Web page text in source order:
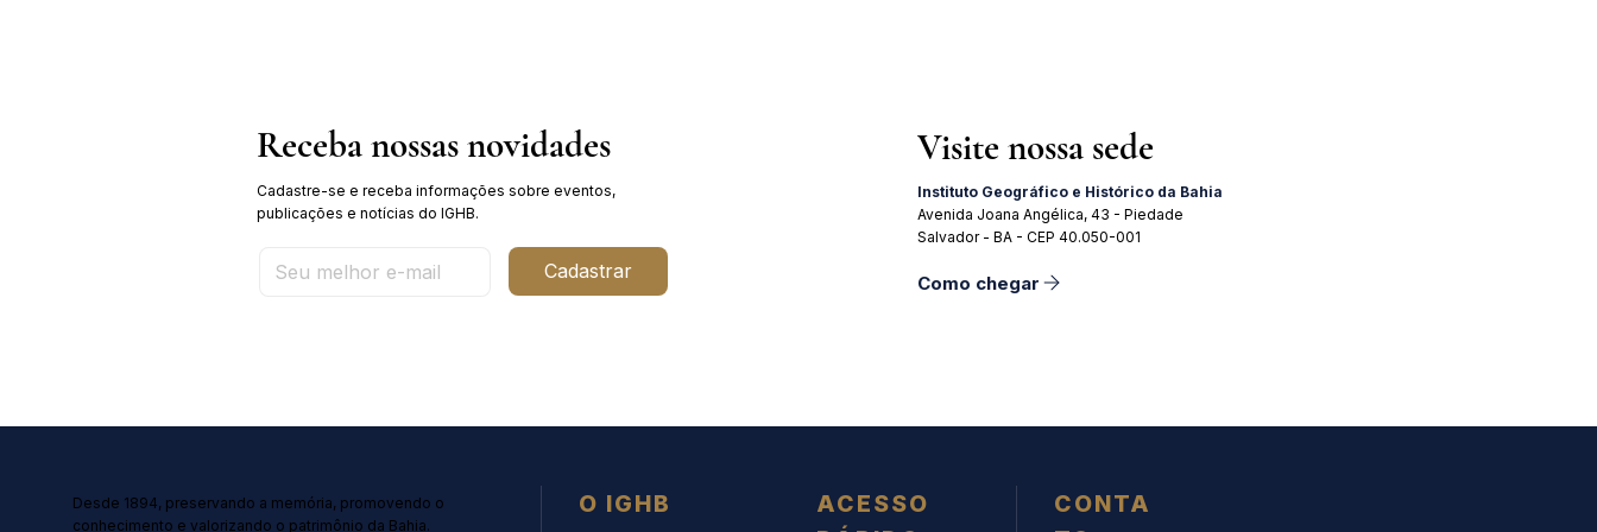
Receba nossas novidades
Cadastre-se e receba informações sobre eventos,
publicações e notícias do IGHB.
Cadastrar
Visite nossa sede
Instituto Geográfico e Histórico da Bahia
Avenida Joana Angélica, 43 - Piedade
Salvador - BA - CEP 40.050-001
Como chegar
Desde 1894, preservando a memória, promovendo o
conhecimento e valorizando o patrimônio da Bahia.
O IGHB
ACESSO
CONTA